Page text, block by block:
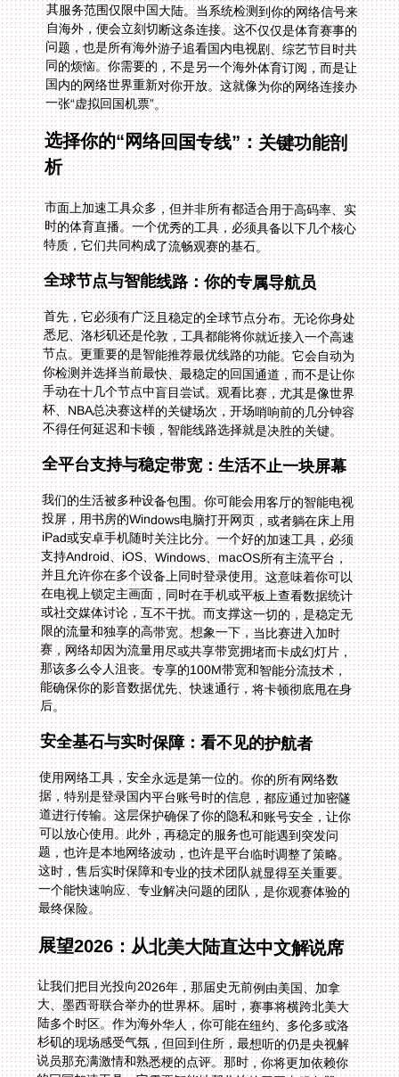
一张“虚拟回国机票”。
选择你的“网络回国专线”：关键功能剖
析
市面上加速工具众多，但并非所有都适合用于高码率、实
时的体育直播。一个优秀的工具，必须具备以下几个核心
特质，它们共同构成了流畅观赛的基石。
全球节点与智能线路：你的专属导航员
首先，它必须有广泛且稳定的全球节点分布。无论你身处
悉尼、洛杉矶还是伦敦，工具都能将你就近接入一个高速
节点。更重要的是智能推荐最优线路的功能。它会自动为
你检测并选择当前最快、最稳定的回国通道，而不是让你
手动在十几个节点中盲目尝试。观看比赛，尤其是像世界
杯、NBA总决赛这样的关键场次，开场哨响前的几分钟容
不得任何延迟和卡顿，智能线路选择就是决胜的关键。
全平台支持与稳定带宽：生活不止一块屏幕
我们的生活被多种设备包围。你可能会用客厅的智能电视
投屏，用书房的Windows电脑打开网页，或者躺在床上用
iPad或安卓手机随时关注比分。一个好的加速工具，必须
支持Android、iOS、Windows、macOS所有主流平台，
并且允许你在多个设备上同时登录使用。这意味着你可以
在电视上锁定主画面，同时在手机或平板上查看数据统计
或社交媒体讨论，互不干扰。而支撑这一切的，是稳定无
限的流量和独享的高带宽。想象一下，当比赛进入加时
赛，网络却因为流量用尽或共享带宽拥堵而卡成幻灯片，
那该多么令人沮丧。专享的100M带宽和智能分流技术，
能确保你的影音数据优先、快速通行，将卡顿彻底甩在身
后。
安全基石与实时保障：看不见的护航者
使用网络工具，安全永远是第一位的。你的所有网络数
据，特别是登录国内平台账号时的信息，都应通过加密隧
道进行传输。这层保护确保了你的隐私和账号安全，让你
可以放心使用。此外，再稳定的服务也可能遇到突发问
题，也许是本地网络波动，也许是平台临时调整了策略。
这时，售后实时保障和专业的技术团队就显得至关重要。
一个能快速响应、专业解决问题的团队，是你观赛体验的
最终保险。
展望2026：从北美大陆直达中文解说席
让我们把目光投向2026年，那届史无前例由美国、加拿
大、墨西哥联合举办的世界杯。届时，赛事将横跨北美大
陆多个时区。作为海外华人，你可能在纽约、多伦多或洛
杉矶的现场感受气氛，但回到住所，最想听的仍是央视解
说员那充满激情和熟悉梗的点评。那时，你将更加依赖你
的回国加速工具。它需要智能地帮你连接回国内服务器，
无论是通过美西、美东还是加拿大的节点，都能保证你稳
定、低延迟地收看央视频或CCTV5的高清直播，让中文